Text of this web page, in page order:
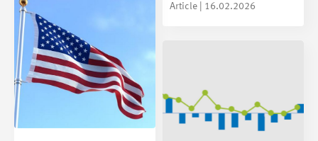
Article | 16.02.2026